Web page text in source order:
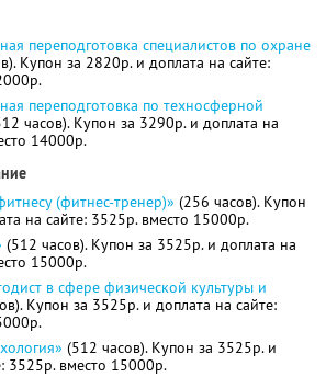
переподготовка специалистов по охране
Купон за 2820р. и доплата на сайте:
переподготовка по техносферной
часов). Купон за 3290р. и доплата на
14000р.
(фитнес-тренер)» (256 часов). Купон
на сайте: 3525р. вместо 15000р.
(512 часов). Купон за 3525р. и доплата на
15000р.
в сфере физической культуры и
Купон за 3525р. и доплата на сайте:
(512 часов). Купон за 3525р. и
3525р. вместо 15000р.